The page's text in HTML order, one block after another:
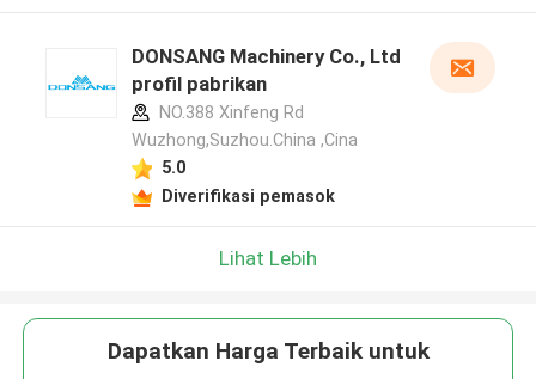
DONSANG Machinery Co., Ltd
profil pabrikan
NO.388 Xinfeng Rd
Wuzhong,Suzhou.China ,Cina
5.0
Diverifikasi pemasok
Lihat Lebih
Dapatkan Harga Terbaik untuk